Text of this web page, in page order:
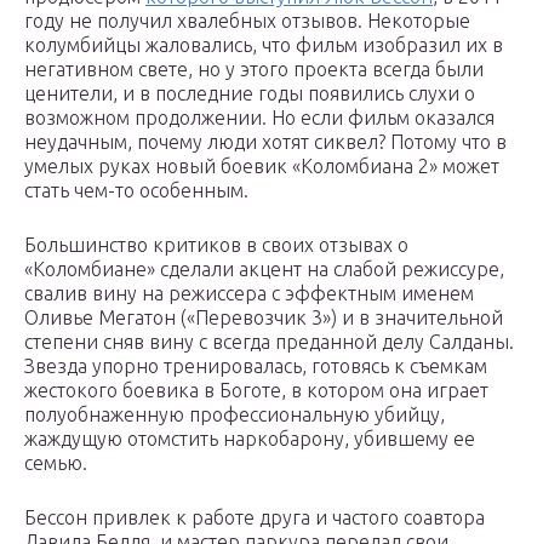
году не получил хвалебных отзывов. Некоторые
колумбийцы жаловались, что фильм изобразил их в
негативном свете, но у этого проекта всегда были
ценители, и в последние годы появились слухи о
возможном продолжении. Но если фильм оказался
неудачным, почему люди хотят сиквел? Потому что в
умелых руках новый боевик «Коломбиана 2» может
стать чем-то особенным.
Большинство критиков в своих отзывах о
«Коломбиане» сделали акцент на слабой режиссуре,
свалив вину на режиссера с эффектным именем
Оливье Мегатон («Перевозчик 3») и в значительной
степени сняв вину с всегда преданной делу Салданы.
Звезда упорно тренировалась, готовясь к съемкам
жестокого боевика в Боготе, в котором она играет
полуобнаженную профессиональную убийцу,
жаждущую отомстить наркобарону, убившему ее
семью.
Бессон привлек к работе друга и частого соавтора